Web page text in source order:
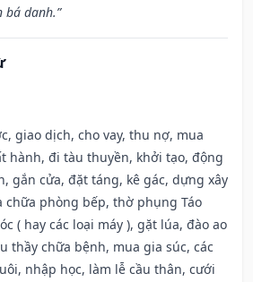
bá danh.”
giao dịch, cho vay, thu nợ, mua
hành, đi tàu thuyền, khởi tạo, động
gắn cửa, đặt táng, kê gác, dựng xây
chữa phòng bếp, thờ phụng Táo
( hay các loại máy ), gặt lúa, đào ao
thầy chữa bệnh, mua gia súc, các
nhập học, làm lễ cầu thân, cưới